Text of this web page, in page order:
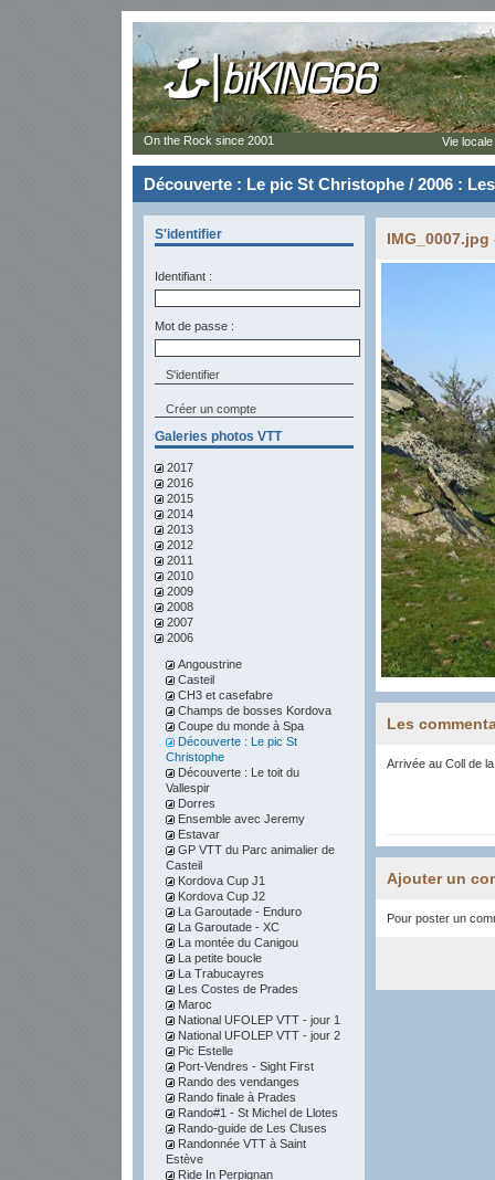
Découverte : Le pic St Christophe / 2006 :
S'identifier
Identifiant :
Mot de passe :
Créer un compte
Galeries photos VTT
2017
2016
2015
2014
2013
2012
2011
2010
2009
2008
2007
2006
Angoustrine
Casteil
CH3 et casefabre
Champs de bosses Kordova
Coupe du monde à Spa
Découverte : Le pic St
Christophe
Découverte : Le toit du
Vallespir
Dorres
Ensemble avec Jeremy
Estavar
GP VTT du Parc animalier de
Casteil
Kordova Cup J1
Kordova Cup J2
La Garoutade - Enduro
La Garoutade - XC
La montée du Canigou
La petite boucle
La Trabucayres
Les Costes de Prades
Maroc
National UFOLEP VTT - jour 1
National UFOLEP VTT - jour 2
Pic Estelle
Port-Vendres - Sight First
Rando des vendanges
Rando finale à Prades
Rando#1 - St Michel de Llotes
Rando-guide de Les Cluses
Randonnée VTT à Saint
Estève
Ride In Perpignan
IMG_0007.jpg
Les
Arrivée au Coll de
Ajouter un
Pour poster un
On the Rock since 2001 Vie